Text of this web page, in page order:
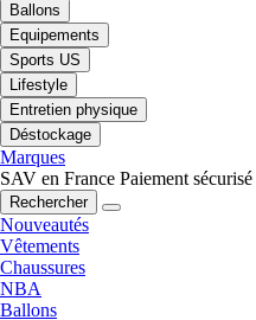
Ballons
Equipements
Sports US
Lifestyle
Entretien physique
Déstockage
Marques
SAV en France Paiement sécurisé
Rechercher
Nouveautés
Vêtements
Chaussures
NBA
Ballons